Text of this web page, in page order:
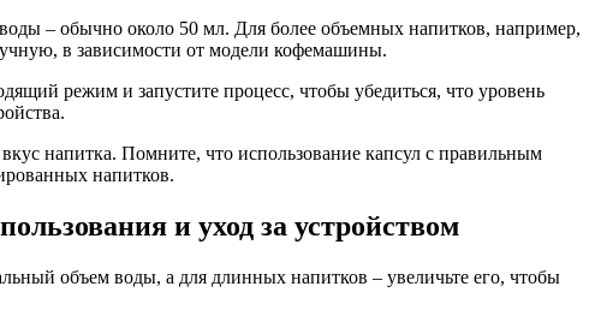
– обычно около 50 мл. Для более объемных напитков, например,
в зависимости от модели кофемашины.
режим и запустите процесс, чтобы убедиться, что уровень
напитка. Помните, что использование капсул с правильным
напитков.
и уход за устройством
объем воды, а для длинных напитков – увеличьте его, чтобы